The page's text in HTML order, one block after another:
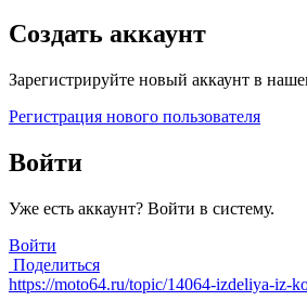
Создать аккаунт
Зарегистрируйте новый аккаунт в
Регистрация нового пользователя
Войти
Уже есть аккаунт? Войти в систему.
Войти
Поделиться
https://moto64.ru/topic/14064-izdeliya-iz-